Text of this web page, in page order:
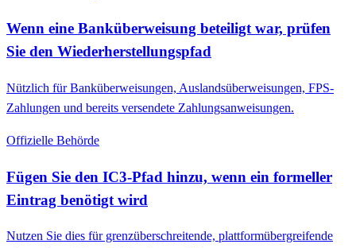
Wenn eine Banküberweisung beteiligt war, prüfen
Sie den Wiederherstellungspfad
Nützlich für Banküberweisungen, Auslandsüberweisungen, FPS-
Zahlungen und bereits versendete Zahlungsanweisungen.
Offizielle Behörde
Fügen Sie den IC3-Pfad hinzu, wenn ein formeller
Eintrag benötigt wird
Nutzen Sie dies für grenzüberschreitende, plattformübergreifende